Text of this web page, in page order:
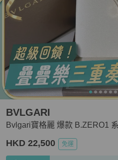
Bvlgari寶格麗 爆款 B.ZERO1
BVLGARI
HKD 22,500 免運